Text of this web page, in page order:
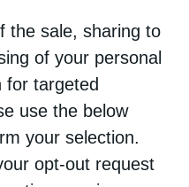
the sale, sharing to
of your personal
for targeted
use the below
your selection.
opt-out request